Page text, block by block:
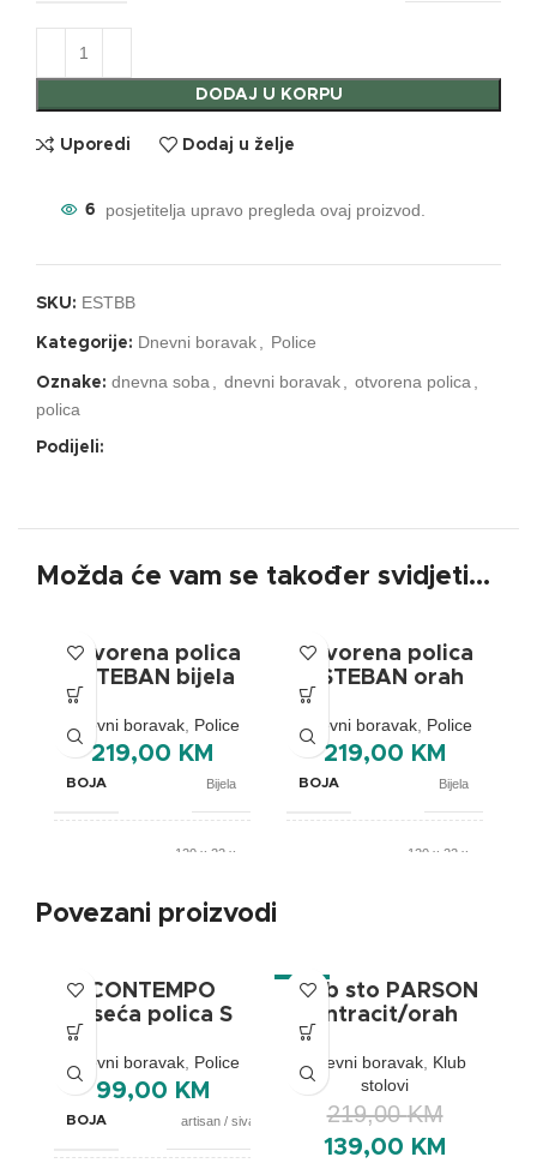
DODAJ U KORPU
Uporedi Dodaj u želje
6 posjetitelja upravo pregleda ovaj proizvod.
SKU: ESTBB
Kategorije: Dnevni boravak Police
Oznake: dnevna soba dnevni boravak otvorena polica
polica
Podijeli:
Možda će vam se također svidjeti…
Otvorena polica
ESTEBAN bijela
Dnevni boravak, Police
219,00 KM
BOJA Bijela
120 x 22 x
Otvorena polica
ESTEBAN orah
Dnevni boravak, Police
219,00 KM
BOJA Bijela
120 x 22 x
Povezani proizvodi
CONTEMPO
viseća polica S
Dnevni boravak, Police
99,00 KM
BOJA artisan / siva
-37%
Klub sto PARSON
antracit/orah
Dnevni boravak, Klub
stolovi
219,00KM
139,00 KM